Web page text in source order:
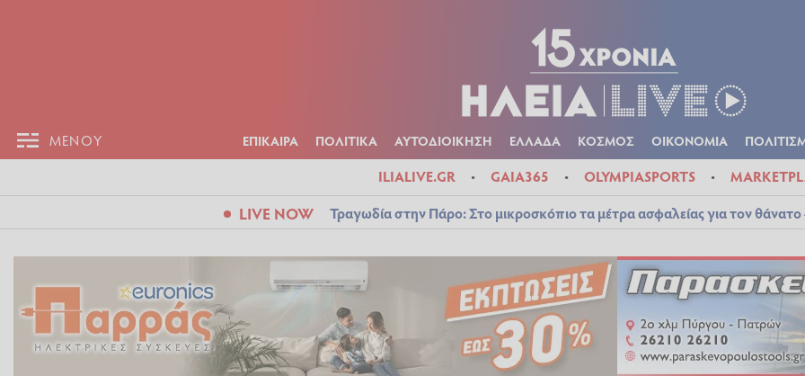
ΜΕΝΟΥ ΕΠΙΚΑΙΡΑ ΠΟΛΙΤΙΚΑ ΑΥΤΟΔΙΟΙΚΗΣΗ ΕΛΛΑΔΑ ΚΟΣΜΟΣ ΟΙΚΟΝΟΜΙΑ
ILIALIVE.GR GAIA365 OLYMPIASPORTS
LIVE NOW Τραγωδία στην Πάρο: Στο μικροσκόπιο τα μέτρα ασφαλείας για τον